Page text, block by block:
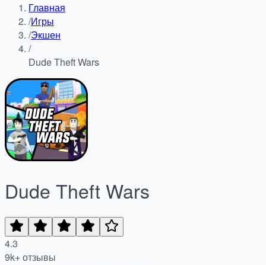
Главная
/Игры
/Экшен
/
Dude Theft Wars
Dude Theft Wars
4.3
9k+ отзывы